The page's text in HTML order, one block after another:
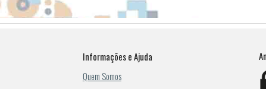
Informações e Ajuda
Quem Somos